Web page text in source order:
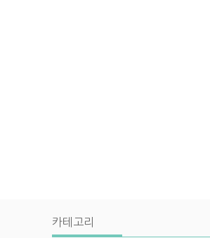
카테고리